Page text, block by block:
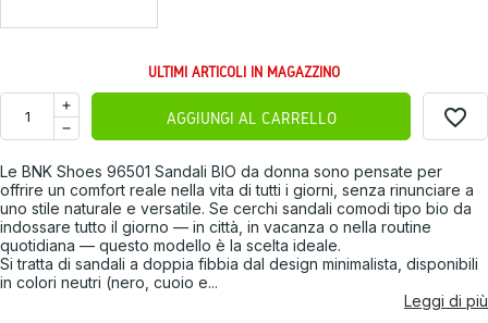
ULTIMI ARTICOLI IN MAGAZZINO
AGGIUNGI AL CARRELLO favorite_border
Le BNK Shoes 96501 Sandali BIO da donna sono pensate per
offrire un comfort reale nella vita di tutti i giorni, senza rinunciare a
uno stile naturale e versatile. Se cerchi sandali comodi tipo bio da
indossare tutto il giorno — in città, in vacanza o nella routine
quotidiana — questo modello è la scelta ideale.
Si tratta di sandali a doppia fibbia dal design minimalista, disponibili
in colori neutri (nero, cuoio e...
Leggi di più